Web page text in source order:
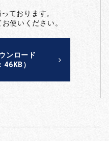
ております。
使いください。
ンロード
46KB）